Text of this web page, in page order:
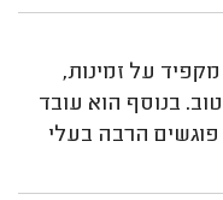
על זמינות,
בנוסף הוא עובד
פוגשים הרבה בעלי